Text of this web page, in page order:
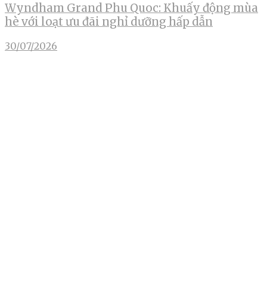
Wyndham Grand Phu Quoc: Khuấy động mùa
hè với loạt ưu đãi nghỉ dưỡng hấp dẫn
30/07/2026